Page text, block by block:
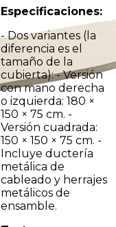
Especificaciones:
- Dos variantes (la
diferencia es el
tamaño de la
cubierta): - Versión
con mano derecha
o izquierda: 180 ×
150 × 75 cm. -
Versión cuadrada:
150 × 150 × 75 cm. -
Incluye ductería
metálica de
cableado y herrajes
metálicos de
ensamble.